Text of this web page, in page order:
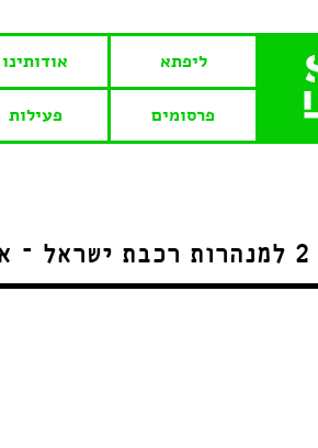
ליפתא אודותינו
פרסומים פעילות